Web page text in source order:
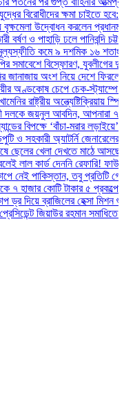
বিরোধীদের ক্ষমা চাইতে হবে:
উদ্বোধন করলেন প্রধানমন্ত্রী
ও পাহাড়ি ঢলে পানিবন্দি
কমে ৯ দশমিক ১৬ শতাংশ
বিস্ফোরণ, যুবলীগের দুই
অংশ নিয়ে দেশে ফিরলেন
অণ্ডকোষ চেপে চেক-স্ট্যাম্পে
রাষ্ট্রীয় অন্ত্যেষ্টিক্রিয়ায়
জয়নুল আবদিন, আপনারা ৭১
বিপক্ষে ‘বাঁচা-মরার লড়াইয়ে’ মাঠে
সহকারী অ্যাটর্নি জেনারেলের
খেলা দেখতে মাঠে আসছেন
কার্ড দেননি রেফারি! ফাউল নিয়ে
পাকিস্তান, তবু প্রতিটি গোলে
কোটি টাকার ৫ প্রকল্পের
দিয়ে ব্রাজিলের হেক্সা মিশন শুরু
জিয়াউর রহমান সমাধিতে